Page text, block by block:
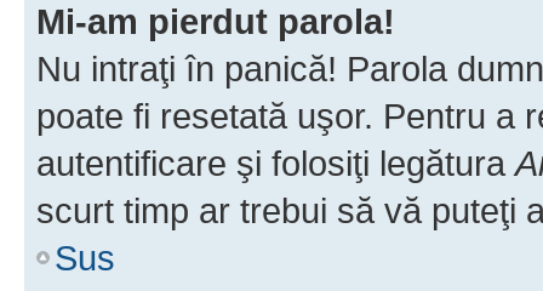
Mi-am pierdut parola!
Nu intraţi în panică! Parola
poate fi resetată uşor. Pentru a
autentificare şi folosiţi legătura
scurt timp ar trebui să vă puteţi
Sus